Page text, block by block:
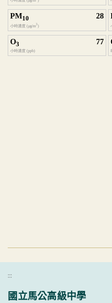
:::
國立馬公高級中學